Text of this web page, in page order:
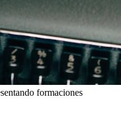
formaciones